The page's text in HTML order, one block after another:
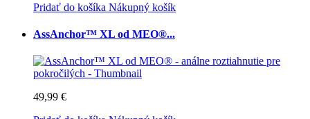
Pridať do košíka Nákupný košík
AssAnchor™ XL od MEO®...
49,99 €